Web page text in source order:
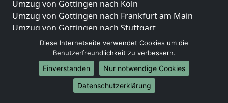
Umzug von Göttingen nach Köln
Umzug von Göttingen nach Frankfurt am Main
Umzug von Göttingen nach Stuttgart
Umzug von Göttingen nach Düsseldorf
Umzug von Göttingen nach Leipzig
Umzug von Göttingen nach Dortmund
Umzug von Göttingen nach Essen
Umzug von Göttingen nach Bremen
Diese Internetseite verwendet Cookies um die
Benutzerfreundlichkeit zu verbessern.
Einverstanden
Nur notwendige Cookies
Datenschutzerklärung